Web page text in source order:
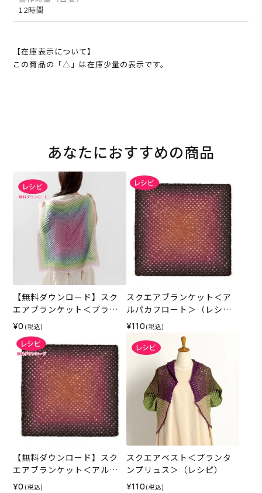
12時間
【在庫表示について】
この商品の「△」は在庫少量の表示です。
あなたにおすすめの商品
【無料ダウンロード】スク
エアブランケット＜プラン
タンプリュス＞（レシピ）
¥0 (税込)
スクエアブランケット＜ア
ルパカフロート＞（レシ
ピ）
¥110 (税込)
【無料ダウンロード】スク
エアブランケット＜アルパ
カフロート＞（レシピ）
¥0 (税込)
スクエアベスト＜プランタ
ンプリュス＞（レシピ）
¥110 (税込)